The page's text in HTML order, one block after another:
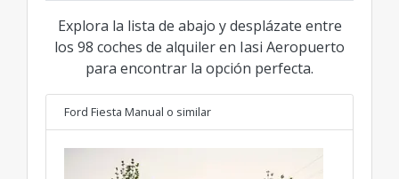
Explora la lista de abajo y desplázate entre
los 98 coches de alquiler en Iasi Aeropuerto
para encontrar la opción perfecta.
Ford Fiesta Manual o similar